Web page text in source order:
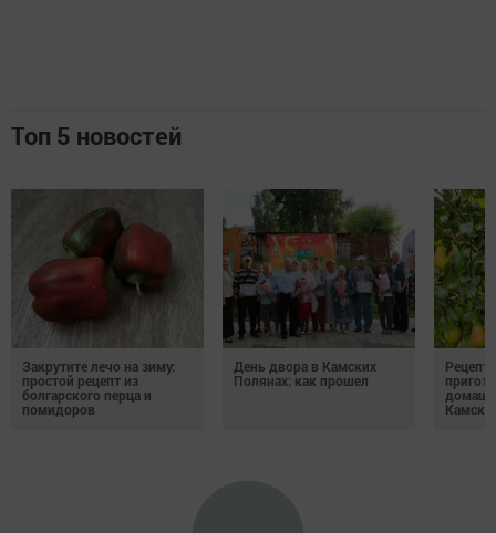
Топ 5 новостей
Закрутите лечо на зиму:
простой рецепт из
болгарского перца и
помидоров
День двора в Камских
Полянах: как прошел